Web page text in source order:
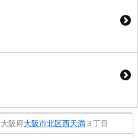
大阪府大阪市北区西天満 ３丁目